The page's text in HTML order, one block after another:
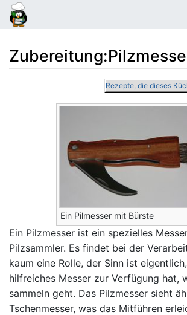
Zubereitung:
Navigation,Suche
Rezepte, die dieses
Ein Pilmesser mit Bürste
Ein Pilzmesser ist ein spezielles
Pilzsammler. Es findet bei der
kaum eine Rolle, der Sinn ist
hilfreiches Messer zur Verfügung hat,
sammeln geht. Das Pilzmesser sieht
Tschenmesser, was das Mitführen